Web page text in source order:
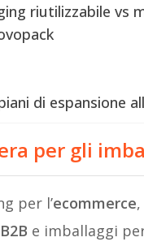
riutilizzabile vs
di espansione
per gli
per l’ecommerce
e imballaggi